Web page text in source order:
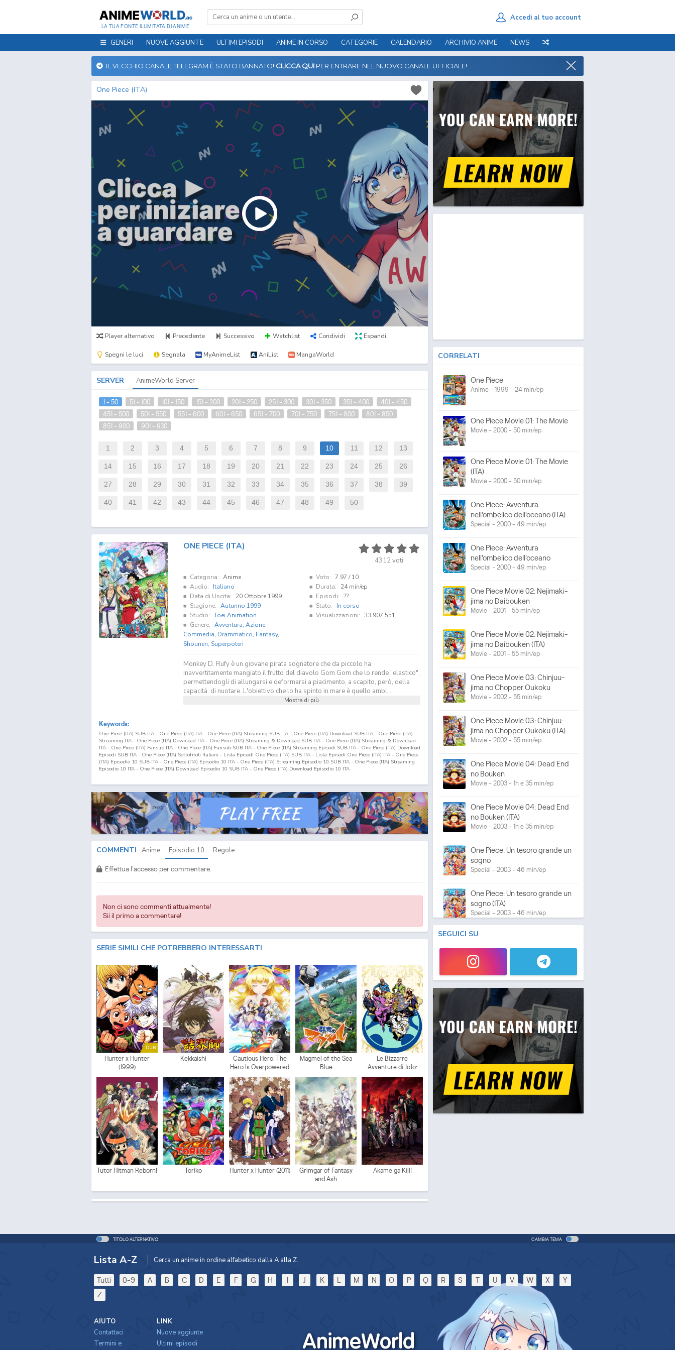
LA TUA FONTE ILLIMITATA DI ANIME
Accedi al tuo account
GENERI NUOVE AGGIUNTE ULTIMI EPISODI ANIME IN CORSO CATEGORIE CALENDARIO ARCHIVIO ANIME NEWS
IL VECCHIO CANALE TELEGRAM È STATO BANNATO! CLICCA QUI PER ENTRARE NEL NUOVO CANALE UFFICIALE!
One Piece (ITA)
Player alternativo Precedente Successivo Watchlist Condividi Espandi
Spegni le luci Segnala MyAnimeList AniList MangaWorld
SERVER AnimeWorld Server
1 - 50 51 - 100 101 - 150 151 - 200 201 - 250 251 - 300 301 - 350 351 - 400
401 - 450
451 - 500
501 - 550 551 - 600 601 - 650 651 - 700 701 - 750 751 - 800
801 - 850
851 - 900
901 - 930
1 2 3 4 5 6 7 8 9 10 11 12 13
14 15 16 17 18 19 20 21 22 23 24 25 26
27 28 29 30 31 32 33 34 35 36 37 38 39
40 41 42 43 44 45 46 47 48 49 50
ONE PIECE (ITA)
4312voti
Categoria: Anime
Audio:
Italiano
Data di Uscita:
20 Ottobre 1999
Stagione: Autunno 1999
Studio: Toei Animation
Genere: Avventura, Azione,
Commedia, Drammatico, Fantasy,
Shounen, Superpoteri
Voto: 7.97 / 10
Durata:
24 min/ep
Episodi: ??
Stato:
In corso
Visualizzazioni: 33.907.551
Monkey D. Rufy è un giovane pirata sognatore che da piccolo ha
inavvertitamente mangiato il frutto del diavolo Gom Gom che lo rende "elastico",
permettendogli di allungarsi e deformarsi a piacimento, a scapito, però, della
capacità di nuotare. L'obiettivo che lo ha spinto in mare è quello ambi...
Mostra di più
Keywords:
One Piece (ITA) SUB ITA - One Piece (ITA) ITA - One Piece (ITA) Streaming SUB ITA - One Piece (ITA) Download SUB ITA - One Piece (ITA)
Streaming ITA - One Piece (ITA) Download ITA - One Piece (ITA) Streaming & Download SUB ITA - One Piece (ITA) Streaming & Download
ITA - One Piece (ITA) Fansub ITA - One Piece (ITA) Fansub SUB ITA - One Piece (ITA) Streaming Episodi SUB ITA - One Piece (ITA) Download
Episodi SUB ITA - One Piece (ITA) Sottotitoli Italiani - Lista Episodi One Piece (ITA) SUB ITA - Lista Episodi One Piece (ITA) ITA - One Piece
(ITA) Episodio 10 SUB ITA - One Piece (ITA) Episodio 10 ITA - One Piece (ITA) Streaming Episodio 10 SUB ITA - One Piece (ITA) Streaming
Episodio 10 ITA - One Piece (ITA) Download Episodio 10 SUB ITA - One Piece (ITA) Download Episodio 10 ITA
COMMENTI Anime Episodio 10 Regole
Effettua l'accesso per commentare.
Non ci sono commenti attualmente!
Sii il primo a commentare!
SERIE SIMILI CHE POTREBBERO INTERESSARTI
DUB
Hunter x Hunter
(1999)
Kekkaishi
Cautious Hero: The
Hero Is Overpowered
but Overly Cautious
Magmel of the Sea
Blue
Le Bizzarre
Avventure di JoJo:
Vento Aureo
Tutor Hitman Reborn! Toriko Hunter x Hunter (2011)
Grimgar of Fantasy
and Ash
Akame ga Kill!
CORRELATI
One Piece
Anime - 1999 - 24 min/ep
One Piece Movie 01: The Movie
Movie - 2000 - 50 min/ep
One Piece Movie 01: The Movie
(ITA)
Movie - 2000 - 50 min/ep
One Piece: Avventura
nell'ombelico dell'oceano (ITA)
Special - 2000 - 49 min/ep
One Piece: Avventura
nell'ombelico dell'oceano
Special - 2000 - 49 min/ep
One Piece Movie 02: Nejimaki-
jima no Daibouken
Movie - 2001 - 55 min/ep
One Piece Movie 02: Nejimaki-
jima no Daibouken (ITA)
Movie - 2001 - 55 min/ep
One Piece Movie 03: Chinjuu-
jima no Chopper Oukoku
Movie - 2002 - 55 min/ep
One Piece Movie 03: Chinjuu-
jima no Chopper Oukoku (ITA)
Movie - 2002 - 55 min/ep
One Piece Movie 04: Dead End
no Bouken
Movie - 2003 - 1h e 35 min/ep
One Piece Movie 04: Dead End
no Bouken (ITA)
Movie - 2003 - 1h e 35 min/ep
One Piece: Un tesoro grande un
sogno
Special - 2003 - 46 min/ep
One Piece: Un tesoro grande un
sogno (ITA)
Special - 2003 - 46 min/ep
One Piece: L'ultima esibizione
One Piece: L'ultima esibizione
(ITA)
Special - 2003 - 45 min/ep
One Piece Movie 05:
Norowareta Seiken
Movie - 2004 - 1h e 35 min/ep
One Piece Movie 05:
Norowareta Seiken (ITA)
Movie - 2004 - 1h e 35 min/ep
One Piece Movie 06: Omatsuri
Special - 2005 - 42 min/ep
One Piece Movie 07: Karakuri-
jou no Mecha Kyohei
Movie - 2006 - 1h e 34 min/ep
One Piece Movie 07: Karakuri-
SEGUICI SU
TITOLO ALTERNATIVO CAMBIA TEMA
Lista A-Z Cerca un anime in ordine alfabetico dalla A alla Z.
Tutti 0-9 A B C D E F G H I J K L M N O P Q R S T U V W X
Y
Z
AnimeWorld
AIUTO
Contattaci
Termini e
LINK
Nuove aggiunte
Ultimi episodi